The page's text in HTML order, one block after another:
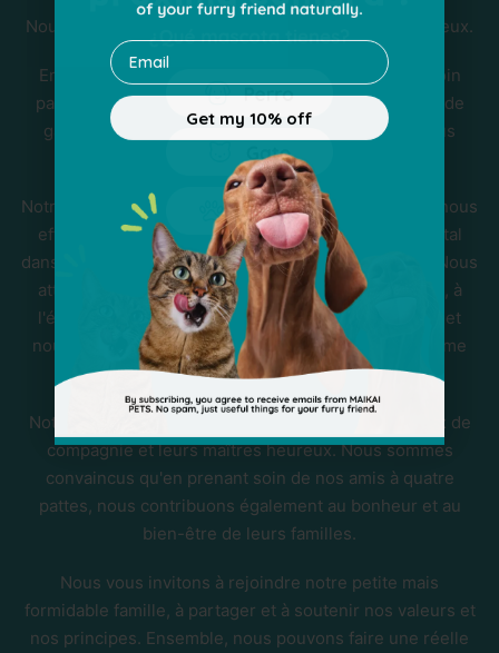
Nous pensons que les choses peuvent être faites mieux.
En tant que petite entreprise, nous apportons un soin
particulier à chaque produit et à chaque action, afin de
garantir le respect des normes d'excellence les plus
élevées.
Notre engagement va au-delà de nos produits. Nous nous
efforçons de minimiser notre impact environnemental
dans tous les aspects de nos activités quotidiennes. Nous
attachons une grande importance à la transparence, à
l'éthique, à la responsabilité et au bien-être animal, et
nous souhaitons que nos clients partagent cette même
passion et cet engagement.
Notre motivation première est de rendre les animaux de
compagnie et leurs maîtres heureux. Nous sommes
convaincus qu'en prenant soin de nos amis à quatre
pattes, nous contribuons également au bonheur et au
bien-être de leurs familles.
Nous vous invitons à rejoindre notre petite mais
formidable famille, à partager et à soutenir nos valeurs et
nos principes. Ensemble, nous pouvons faire une réelle
Email
Get my 10% off